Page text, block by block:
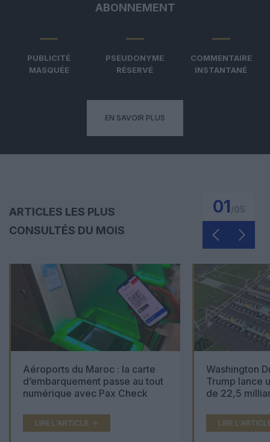
ABONNEMENT
PUBLICITÉ
MASQUÉE
PSEUDONYME
RÉSERVÉ
COMMENTAIRE
INSTANTANÉ
EN SAVOIR PLUS
ARTICLES LES PLUS
CONSULTÉS DU MOIS
01
Aéroports du Maroc : la carte
d’embarquement passe au tout
numérique avec Pax Check
LIRE L'ARTICLE
Washington
Trump lance
de 22,5
LIRE